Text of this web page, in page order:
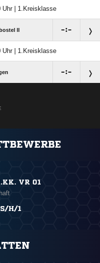
Uhr | 1.Kreisklasse
II :
Uhr | 1.Kreisklasse
:
VR 01
H/1